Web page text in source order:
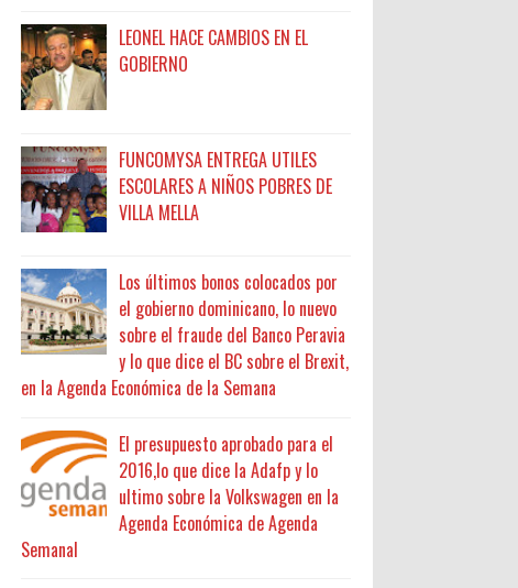
LEONEL HACE CAMBIOS EN EL
GOBIERNO
FUNCOMYSA ENTREGA UTILES
ESCOLARES A NIÑOS POBRES DE
VILLA MELLA
Los últimos bonos colocados por
el gobierno dominicano, lo nuevo
sobre el fraude del Banco Peravia
y lo que dice el BC sobre el Brexit,
en la Agenda Económica de la Semana
El presupuesto aprobado para el
2016,lo que dice la Adafp y lo
ultimo sobre la Volkswagen en la
Agenda Económica de Agenda
Semanal